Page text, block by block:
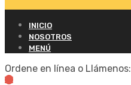
INICIO
NOSOTROS
MENÚ
Ordene en línea o Llámenos: